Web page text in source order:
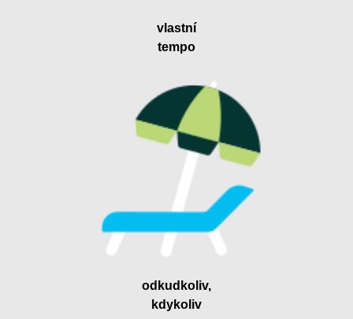
vlastní
tempo
odkudkoliv,
kdykoliv